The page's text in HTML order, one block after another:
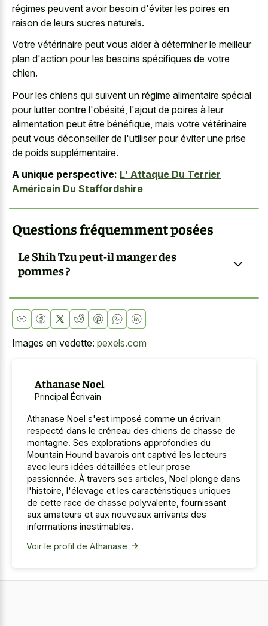
régimes peuvent avoir besoin d'éviter les poires en
raison de leurs sucres naturels.
Votre vétérinaire peut vous aider à déterminer le meilleur
plan d'action pour les besoins spécifiques de votre
chien.
Pour les chiens qui suivent un régime alimentaire spécial
pour lutter contre l'obésité, l'ajout de poires à leur
alimentation peut être bénéfique, mais votre vétérinaire
peut vous déconseiller de l'utiliser pour éviter une prise
de poids supplémentaire.
A unique perspective: L' Attaque Du Terrier
Américain Du Staffordshire
Questions fréquemment posées
Le Shih Tzu peut-il manger des
pommes ?
Images en vedette: pexels.com
Athanase Noel
Principal Écrivain
Athanase Noel s'est imposé comme un écrivain
respecté dans le créneau des chiens de chasse de
montagne. Ses explorations approfondies du
Mountain Hound bavarois ont captivé les lecteurs
avec leurs idées détaillées et leur prose
passionnée. À travers ses articles, Noel plonge dans
l'histoire, l'élevage et les caractéristiques uniques
de cette race de chasse polyvalente, fournissant
aux amateurs et aux nouveaux arrivants des
informations inestimables.
Voir le profil de Athanase